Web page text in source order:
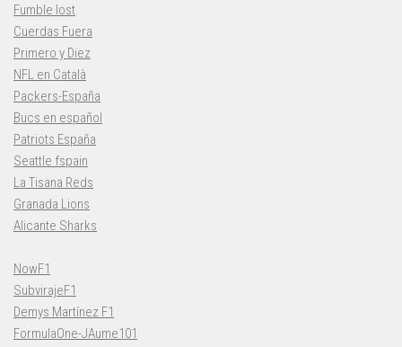
Fumble lost
Cuerdas Fuera
Primero y Diez
NFL en Català
Packers-España
Bucs en español
Patriots España
Seattle fspain
La Tisana Reds
Granada Lions
Alicante Sharks
NowF1
SubvirajeF1
Demys Martínez F1
FormulaOne-JAume101